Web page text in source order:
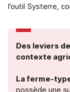
l’outil Systerre,
Des leviers
contexte
La ferme-
possède une